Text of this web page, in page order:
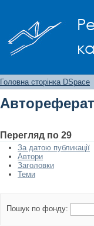
Головна сторінка DSpace
Перегляд по 29
За датою публикації
Автори
Заголовки
Теми
Пошук по фонду: